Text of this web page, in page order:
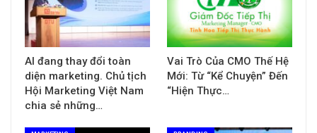
AI đang thay đổi toàn
diện marketing. Chủ tịch
Hội Marketing Việt Nam
chia sẻ những…
Vai Trò Của CMO Thế Hệ
Mới: Từ “Kể Chuyện” Đến
“Hiện Thực…